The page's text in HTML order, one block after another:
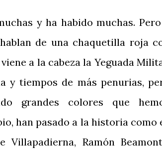
y ha habido muchas.
de una chaquetilla roja
a la cabeza la Yeguada
y tiempos de más penurias,
grandes colores que
han pasado a la historia como
Villapadierna, Ramón